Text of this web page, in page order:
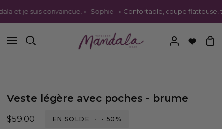
je suis convaincue. » -Sophie « Confortable, coupe flatteuse,
Recherche
Mon
Veste légère avec poches - brume
$59.00 EN SOLDE • - 50%